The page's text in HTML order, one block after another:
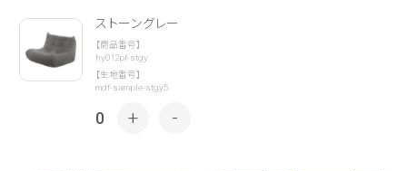
ストーングレー
【商品番号】
hy012pf-stgy
【生地番号】
mdf-sample-stgy5
0 + -